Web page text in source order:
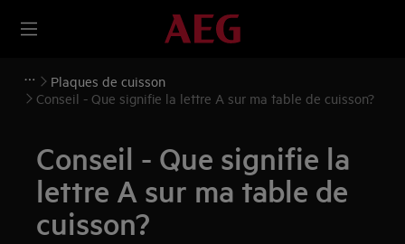
Plaques de cuisson
Conseil - Que signifie la lettre A sur ma table de cuisson?
Conseil - Que signifie la
lettre A sur ma table de
cuisson?